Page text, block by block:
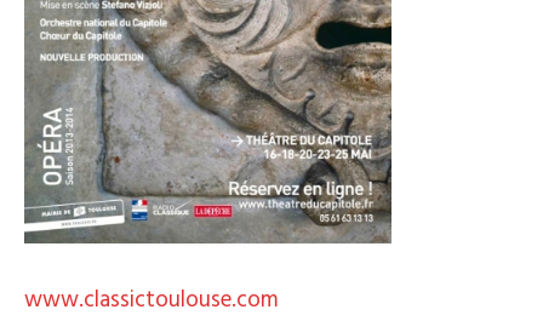
www.classictoulouse.com